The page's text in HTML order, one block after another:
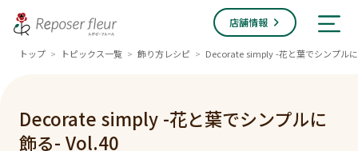
店舗情報
トップ > トピックス一覧 > 飾り方レシピ > Decorate simply -花と葉でシンプル
Decorate simply -花と葉でシンプルに
飾る- Vol.40